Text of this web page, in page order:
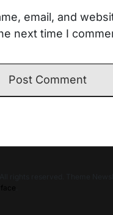
email, and
next time I